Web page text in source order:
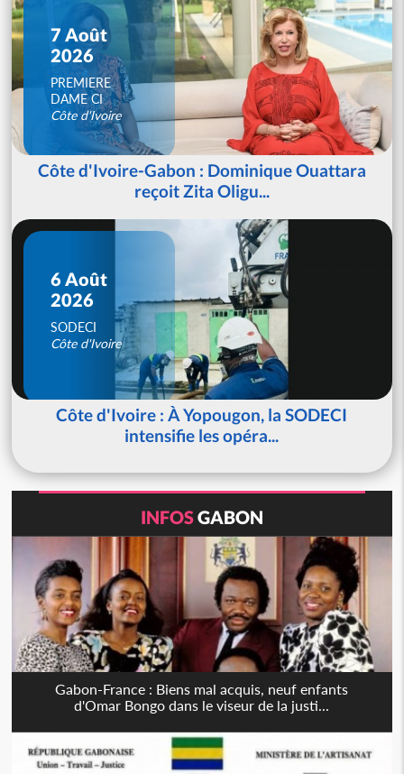
7 Août
2026
PREMIERE
DAME CI
Côte d'Ivoire
Côte d'Ivoire-Gabon : Dominique Ouattara
reçoit Zita Oligu...
6 Août
2026
SODECI
Côte d'Ivoire
Côte d'Ivoire : À Yopougon, la SODECI
intensifie les opéra...
INFOSGABON
Gabon-France : Biens mal acquis, neuf enfants
d'Omar Bongo dans le viseur de la justi...